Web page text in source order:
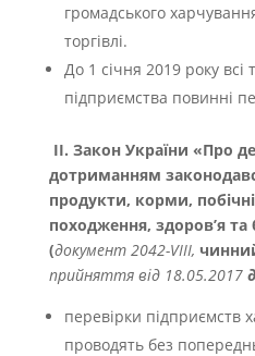
громадського
торгівлі.
До 1 січня 2019 року всі
підприємства повинні
ІІ. Закон України «Про
дотриманням
продукти, корми,
походження, здоров’я
(документ 2042-VIII,
прийняття від 18.05.2017
перевірки підприємств
проводять без